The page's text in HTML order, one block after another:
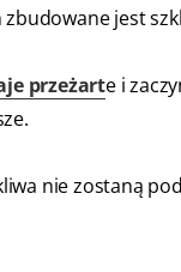
jest
przeżarte i
nie zostaną